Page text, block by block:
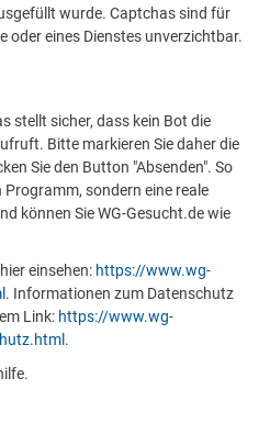
wurde. Captchas sind für
oder eines Dienstes unverzichtbar.
stellt sicher, dass kein Bot die
Bitte markieren Sie daher die
Sie den Button "Absenden". So
Programm, sondern eine reale
können Sie WG-Gesucht.de wie
einsehen: https://www.wg-
. Informationen zum Datenschutz
Link: https://www.wg-
.